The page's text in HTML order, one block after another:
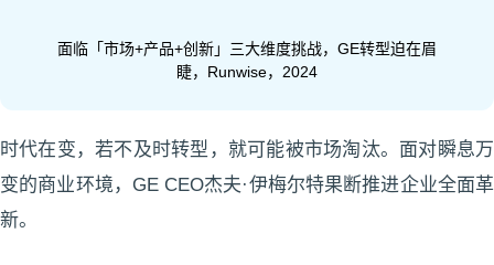
面临「市场+产品+创新」三大维度挑战，GE转型迫在眉
睫，Runwise，2024
时代在变，若不及时转型，就可能被市场淘汰。面对瞬息万
变的商业环境，GE CEO杰夫·伊梅尔特果断推进企业全面革
新。